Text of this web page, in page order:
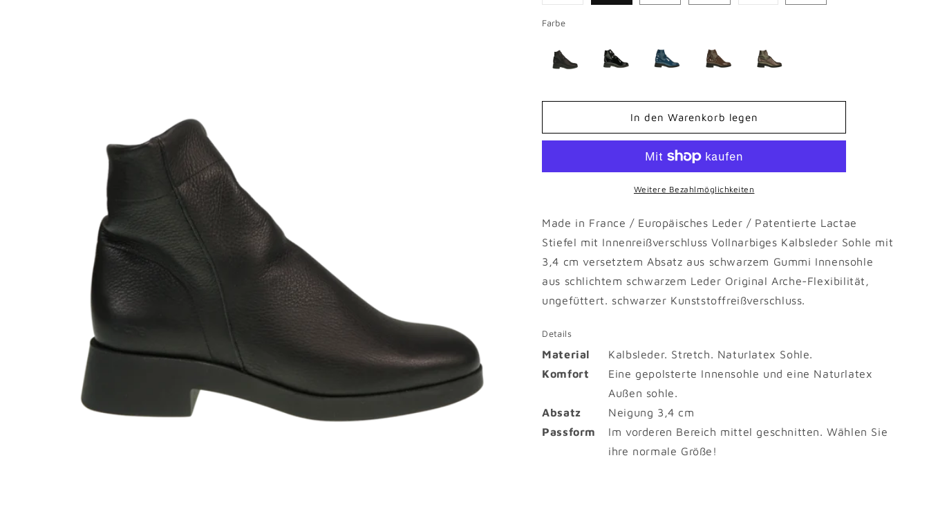
oder
nicht
Farbe
In den Warenkorb legen
Weitere Bezahlmöglichkeiten
Made in France / Europäisches Leder / Patentierte Lactae
Stiefel mit Innenreißverschluss Vollnarbiges Kalbsleder Sohle mit
3,4 cm versetztem Absatz aus schwarzem Gummi Innensohle
aus schlichtem schwarzem Leder Original Arche-Flexibilität,
ungefüttert. schwarzer Kunststoffreißverschluss.
Details
Material
Kalbsleder. Stretch. Naturlatex Sohle.
Komfort
Eine gepolsterte Innensohle und eine Naturlatex
Außen sohle.
Absatz
Neigung 3,4 cm
Passform
Im vorderen Bereich mittel geschnitten. Wählen Sie
ihre normale Größe!